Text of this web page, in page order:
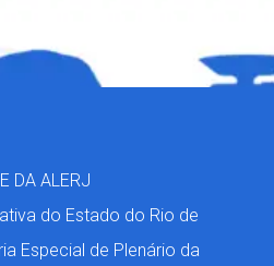
DA ALERJ
do Estado do Rio de
Especial de Plenário da